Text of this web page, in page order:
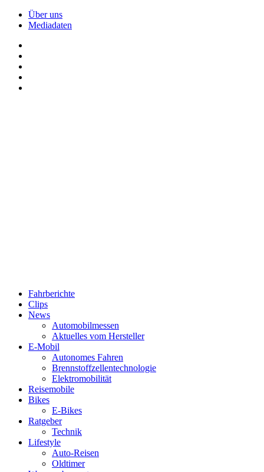
Über uns
Mediadaten
Fahrberichte
Clips
News
Automobilmessen
Aktuelles vom Hersteller
E-Mobil
Autonomes Fahren
Brennstoffzellentechnologie
Elektromobilität
Reisemobile
Bikes
E-Bikes
Ratgeber
Technik
Lifestyle
Auto-Reisen
Oldtimer